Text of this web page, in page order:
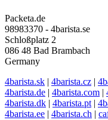
Packeta.de
98983370 - 4barista.se
Schloßplatz 2
086 48 Bad Brambach
Germany
4barista.sk | 4barista.cz |
4barista.de | 4barista.com |
4barista.dk | 4barista.pt |
4barista.ee | 4barista.ch |